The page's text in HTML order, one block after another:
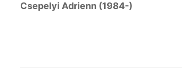
Csepelyi Adrienn (1984-)